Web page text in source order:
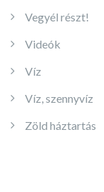
Vegyél részt!
Videók
Víz
Víz, szennyvíz
Zöld háztartás